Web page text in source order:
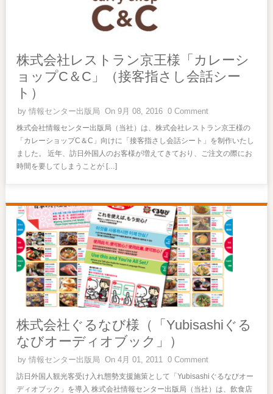
株式会社レストラン京王様「カレーシ
ョップC＆C」（接客指さし会話シー
ト）
by情報センター出版局 On 9月 08, 2016 0 Comment
株式会社情報センター出版局（当社）は、株式会社レストラン京王様の
「カレーショップC＆C」向けに「接客指さし会話シート」を制作いたし
ました。 近年、訪日外国人のお客様が増えてきており、ご注文の際にお
時間を要してしまうことが […]
株式会社ぐるなび様（「Yubisashiぐる
なびオーディオブック」）
by情報センター出版局 On 4月 01, 2011 0 Comment
訪日外国人観光客受け入れ態勢支援施策として「Yubisashiぐるなびオー
ディオブック」を導入 株式会社情報センター出版局（当社）は、飲食店